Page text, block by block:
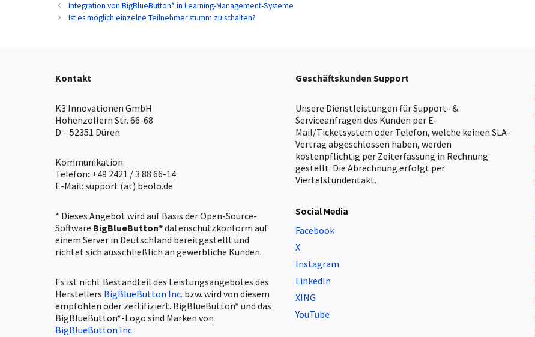
Integration von BigBlueButton* in Learning-Management-Systeme
Ist es möglich einzelne Teilnehmer stumm zu schalten?
Kontakt
K3 Innovationen GmbH
Hohenzollern Str. 66-68
D – 52351 Düren
Kommunikation:
Telefon: +49 2421 / 3 88 66-14
E-Mail: support (at) beolo.de
* Dieses Angebot wird auf Basis der Open-Source-
Software BigBlueButton*datenschutzkonform auf
einem Server in Deutschland bereitgestellt und
richtet sich ausschließlich an gewerbliche Kunden.
Es ist nicht Bestandteil des Leistungsangebotes des
Herstellers BigBlueButton Inc. bzw. wird von diesem
empfohlen oder zertifiziert. BigBlueButton* und das
BigBlueButton*-Logo sind Marken von
BigBlueButton Inc.
Geschäftskunden Support
Unsere Dienstleistungen für Support- &
Serviceanfragen des Kunden per E-
Mail/Ticketsystem oder Telefon, welche keinen SLA-
Vertrag abgeschlossen haben, werden
kostenpflichtig per Zeiterfassung in Rechnung
gestellt. Die Abrechnung erfolgt per
Viertelstundentakt.
Social Media
Facebook
X
Instagram
LinkedIn
XING
YouTube